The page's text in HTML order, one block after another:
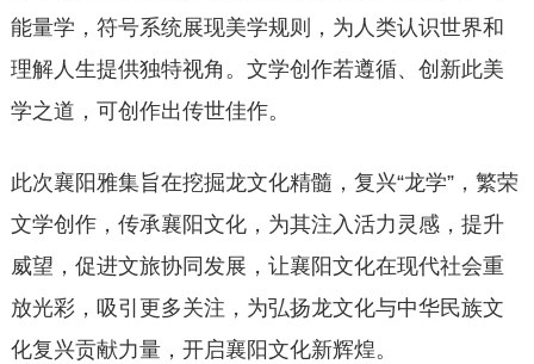
能量学，符号系统展现美学规则，为人类认识世界和
理解人生提供独特视角。文学创作若遵循、创新此美
学之道，可创作出传世佳作。
此次襄阳雅集旨在挖掘龙文化精髓，复兴“龙学”，繁荣
文学创作，传承襄阳文化，为其注入活力灵感，提升
威望，促进文旅协同发展，让襄阳文化在现代社会重
放光彩，吸引更多关注，为弘扬龙文化与中华民族文
化复兴贡献力量，开启襄阳文化新辉煌。